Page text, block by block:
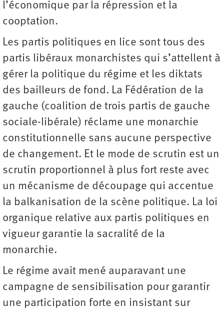
l’économique par la répression et la
cooptation.
Les partis politiques en lice sont tous des
partis libéraux monarchistes qui s’attellent à
gérer la politique du régime et les diktats
des bailleurs de fond. La Fédération de la
gauche (coalition de trois partis de gauche
sociale-libérale) réclame une monarchie
constitutionnelle sans aucune perspective
de changement. Et le mode de scrutin est un
scrutin proportionnel à plus fort reste avec
un mécanisme de découpage qui accentue
la balkanisation de la scène politique. La loi
organique relative aux partis politiques en
vigueur garantie la sacralité de la
monarchie.
Le régime avait mené auparavant une
campagne de sensibilisation pour garantir
une participation forte en insistant sur